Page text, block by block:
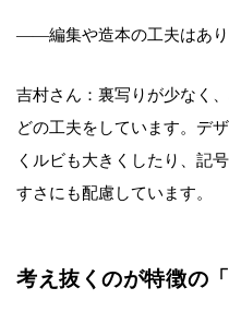
――編集や造本の工夫はあり
吉村さん：裏写りが少なく
どの工夫をしています。デ
くルビも大きくしたり、記
すさにも配慮しています。
考え抜くのが特徴の